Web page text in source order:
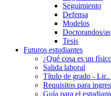
Seguimiento
Defensa
Modelos
Doctorandos/as
Tesis
Futuros estudiantes
¿Qué cosa es un
Salida laboral
Título de grado - Lic.
Requisitos para
Guía para el